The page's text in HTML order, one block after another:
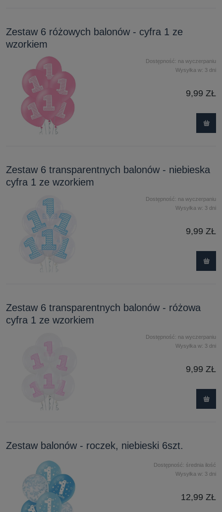
Zestaw 6 różowych balonów - cyfra 1 ze
wzorkiem
Dostępność: na wyczerpaniu
Wysyłka w: 3 dni
9,99 ZŁ
Zestaw 6 transparentnych balonów - niebieska
cyfra 1 ze wzorkiem
Dostępność: na wyczerpaniu
Wysyłka w: 3 dni
9,99 ZŁ
Zestaw 6 transparentnych balonów - różowa
cyfra 1 ze wzorkiem
Dostępność: na wyczerpaniu
Wysyłka w: 3 dni
9,99 ZŁ
Zestaw balonów - roczek, niebieski 6szt.
Dostępność: średnia ilość
Wysyłka w: 3 dni
12,99 ZŁ